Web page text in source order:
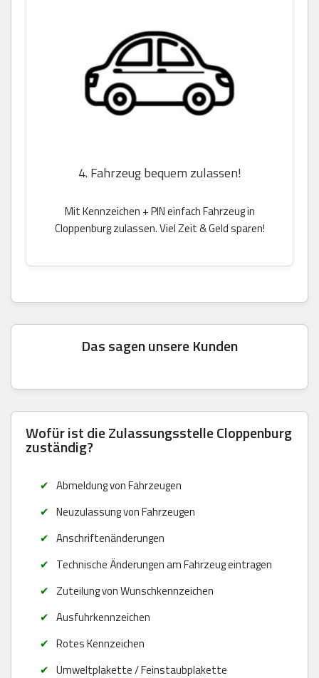
4. Fahrzeug bequem zulassen!
Mit Kennzeichen + PIN einfach Fahrzeug in
Cloppenburg zulassen. Viel Zeit & Geld sparen!
Das sagen unsere Kunden
Wofür ist die Zulassungsstelle Cloppenburg
zuständig?
Abmeldung von Fahrzeugen
Neuzulassung von Fahrzeugen
Anschriftenänderungen
Technische Änderungen am Fahrzeug eintragen
Zuteilung von Wunschkennzeichen
Ausfuhrkennzeichen
Rotes Kennzeichen
Umweltplakette / Feinstaubplakette